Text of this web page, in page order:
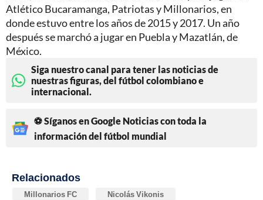
Atlético Bucaramanga, Patriotas y Millonarios, en
donde estuvo entre los años de 2015 y 2017. Un año
después se marchó a jugar en Puebla y Mazatlán, de
México.
Siga nuestro canal para tener las noticias de
nuestras figuras, del fútbol colombiano e
internacional.
⚽ Síganos en Google Noticias con toda la
información del fútbol mundial
Relacionados
Millonarios FC Nicolás Vikonis